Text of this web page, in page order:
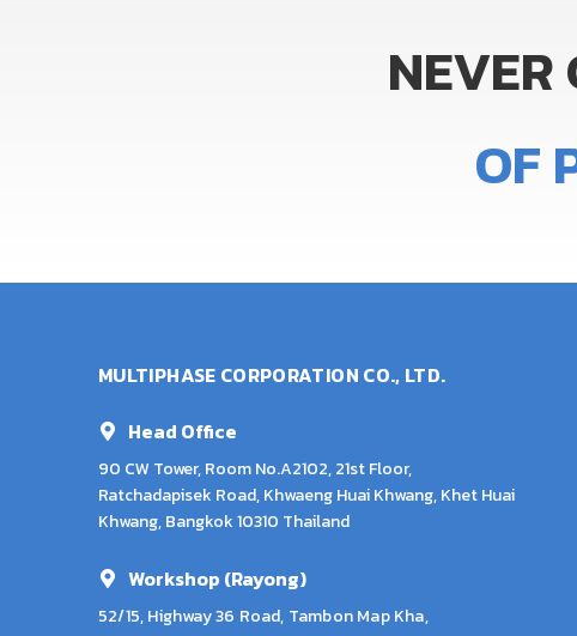
NEVER
OF
MULTIPHASE CORPORATION CO., LTD.
Head Office
90 CW Tower, Room No.A2102, 21st Floor,
Ratchadapisek Road, Khwaeng Huai Khwang, Khet Huai
Khwang, Bangkok 10310 Thailand
Workshop (Rayong)
52/15, Highway 36 Road, Tambon Map Kha,